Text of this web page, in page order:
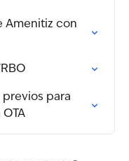
Amenitiz con
para